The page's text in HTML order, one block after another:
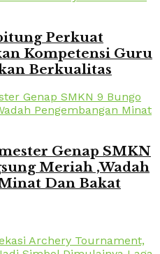
Perkuat
Kompetensi Guru
Berkualitas
Genap SMKN
Meriah ,Wadah
Dan Bakat